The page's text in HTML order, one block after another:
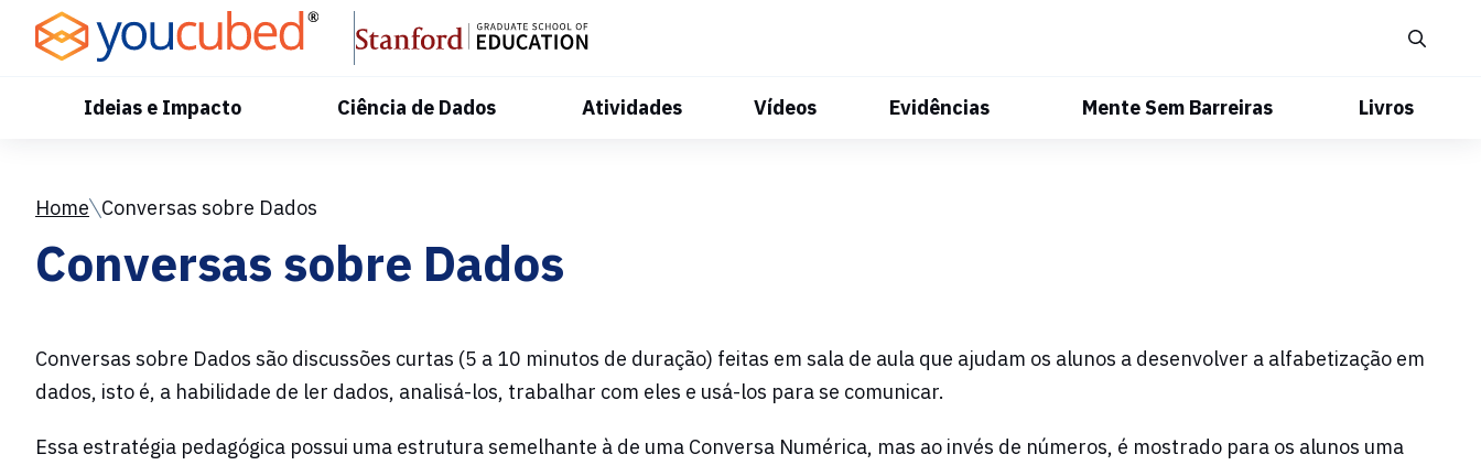
Content
Ideias e Impacto Ciência de Dados Atividades Vídeos Evidências Mente Sem Barreiras Livros
Home Conversas sobre Dados
Conversas sobre Dados
Conversas sobre Dados são discussões curtas (5 a 10 minutos de duração) feitas em sala de aula que ajudam os alunos a desenvolver a alfabetização em
dados, isto é, a habilidade de ler dados, analisá-los, trabalhar com eles e usá-los para se comunicar.
Essa estratégia pedagógica possui uma estrutura semelhante à de uma Conversa Numérica, mas ao invés de números, é mostrado para os alunos uma